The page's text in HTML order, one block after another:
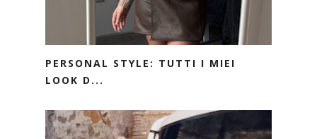
PERSONAL STYLE: TUTTI I MIEI
LOOK D...